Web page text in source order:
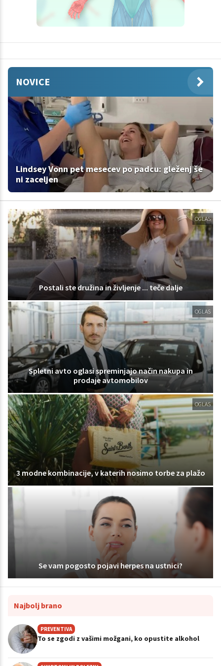
NOVICE
Lindsey Vonn pet mesecev po padcu: gleženj še
ni zaceljen
OGLAS
Postali ste družina in življenje ... teče dalje
OGLAS
Spletni avto oglasi spreminjajo način nakupa in
prodaje avtomobilov
OGLAS
3 modne kombinacije, v katerih nosimo torbe za plažo
Se vam pogosto pojavi herpes na ustnici?
Najbolj brano
PREVENTIVA
To se zgodi z vašimi možgani, ko opustite alkohol